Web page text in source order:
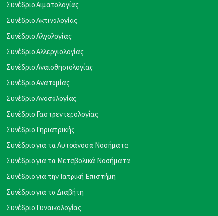
Συνέδριο Αιματολογίας
Συνέδριο Ακτινολογίας
Συνέδριο Αλγολογίας
Συνέδριο Αλλεργιολογίας
Συνέδριο Αναισθησιολογίας
Συνέδριο Ανατομίας
Συνέδριο Ανοσολογίας
Συνέδριο Γαστρεντερολογίας
Συνέδριο Γηριατρικής
Συνέδριο για τα Αυτοάνοσα Νοσήματα
Συνέδριο για τα Μεταβολικά Νοσήματα
Συνέδριο για την Ιατρική Επιστήμη
Συνέδριο για το Διαβήτη
Συνέδριο Γυναικολογίας